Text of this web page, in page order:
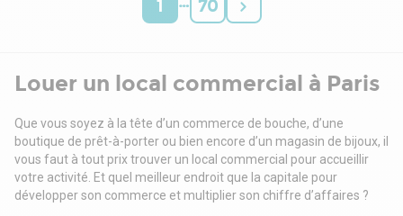
1 70
Louer un local commercial à Paris
Que vous soyez à la tête d’un commerce de bouche, d’une
boutique de prêt-à-porter ou bien encore d’un magasin de bijoux, il
vous faut à tout prix trouver un local commercial pour accueillir
votre activité. Et quel meilleur endroit que la capitale pour
développer son commerce et multiplier son chiffre d’affaires ?